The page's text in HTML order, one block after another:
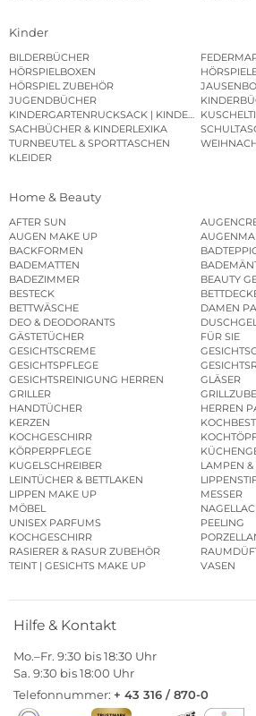
Kinder
BILDERBÜCHER
HÖRSPIELBOXEN
HÖRSPIEL ZUBEHÖR
JUGENDBÜCHER
KINDERGARTENRUCKSACK |
SACHBÜCHER & KINDERLEXIKA
TURNBEUTEL & SPORTTASCHEN
KLEIDER
Home & Beauty
AFTER SUN
AUGEN MAKE UP
BACKFORMEN
BADEMATTEN
BADEZIMMER
BEAUTY
BESTECK
BETTWÄSCHE
DAMEN
DEO & DEODORANTS
GÄSTETÜCHER
FÜR SIE
GESICHTSCREME
GESICHTSPFLEGE
GESICHTSREINIGUNG HERREN
GLÄSER
GRILLER
HANDTÜCHER
HERREN
KERZEN
KOCHGESCHIRR
KÖRPERPFLEGE
KUGELSCHREIBER
LAMPEN &
LEINTÜCHER & BETTLAKEN
LIPPEN MAKE UP
MESSER
MÖBEL
UNISEX PARFUMS
PEELING
KOCHGESCHIRR
RASIERER & RASUR ZUBEHÖR
TEINT | GESICHTS MAKE UP
VASEN
Hilfe & Kontakt
Mo.–Fr. 9:30 bis 18:30 Uhr
Sa. 9:30 bis 18:00 Uhr
Telefonnummer: + 43 316 / 870-0